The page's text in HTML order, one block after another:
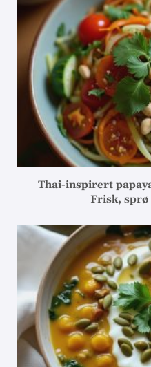
Thai-inspirert
Frisk,